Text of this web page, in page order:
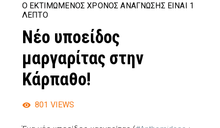
Ο ΕΚΤΙΜΏΜΕΝΟΣ ΧΡΌΝΟΣ ΑΝΆΓΝΩΣΗΣ ΕΊΝΑΙ 1
ΛΕΠΤΌ
Νέο υποείδος
μαργαρίτας στην
Κάρπαθο!
801 VIEWS